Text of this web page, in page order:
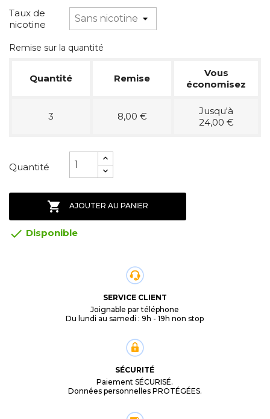
Taux de
nicotine
Remise sur la quantité
Quantité Remise
Vous
économisez
3 8,00 €
Jusqu'à
24,00 €
Quantité
 AJOUTER AU PANIER
 Disponible
SERVICE CLIENT
Joignable par téléphone
Du lundi au samedi : 9h - 19h non stop
SÉCURITÉ
Paiement SÉCURISÉ.
Données personnelles PROTÉGÉES.